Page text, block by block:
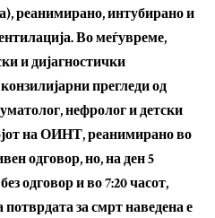
реанимирано, интубирано и
Во меѓувреме,
и дијагностички
прегледи од
нефролог и детски
на ОИНТ, реанимирано во
одговор, но, на ден 5
одговор и во 7:20 часот,
за смрт наведена е